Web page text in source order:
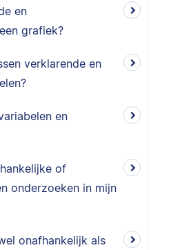
en
grafiek?
verklarende en
en
of
onderzoeken in mijn
onafhankelijk als